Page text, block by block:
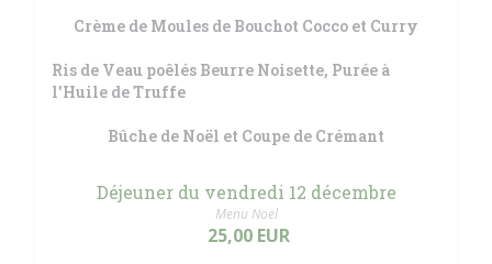
Crème de Moules de Bouchot Cocco et Curry
Ris de Veau poêlés Beurre Noisette, Purée à
l'Huile de Truffe
Bûche de Noël et Coupe de Crémant
Déjeuner du vendredi 12 décembre
Menu Noël
25,00 EUR